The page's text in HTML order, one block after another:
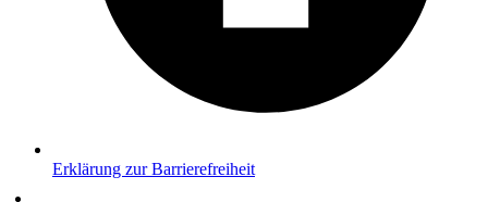
Erklärung zur Barrierefreiheit